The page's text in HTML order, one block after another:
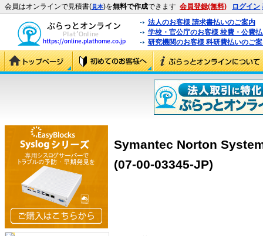
会員はオンラインで見積書(見本)を無料で作成できます 会員登録(無料) ログイン
法人のお客様 請求書払いのご案内
学校・官公庁のお客様 校費・公費
研究機関のお客様 科研費払いのご
Symantec Norton
(07-00-03345-JP)